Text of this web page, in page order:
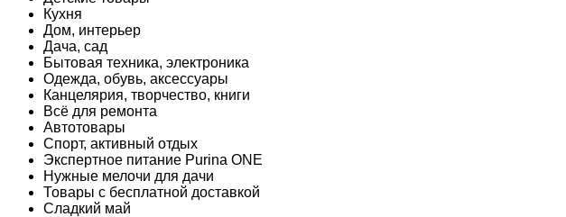
Кухня
Дом, интерьер
Дача, сад
Бытовая техника, электроника
Одежда, обувь, аксессуары
Канцелярия, творчество, книги
Всё для ремонта
Автотовары
Спорт, активный отдых
Экспертное питание Purina ONE
Нужные мелочи для дачи
Товары с бесплатной доставкой
Сладкий май